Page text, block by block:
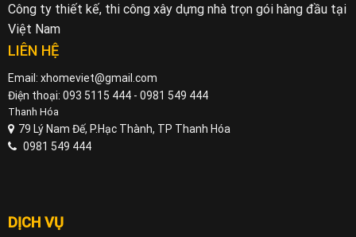
Công ty thiết kế, thi công xây dựng nhà trọn gói hàng đầu tại
Việt Nam
LIÊN HỆ
Email: xhomeviet@gmail.com
Điện thoại: 093 5115 444 - 0981 549 444
Thanh Hóa
79 Lý Nam Đế, P.Hạc Thành, TP Thanh Hóa
0981 549 444
DỊCH VỤ